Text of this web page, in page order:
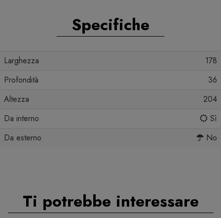
Specifiche
Larghezza
178
Profondità
36
Altezza
204
Da interno
Sì
Da esterno
No
Ti potrebbe interessare